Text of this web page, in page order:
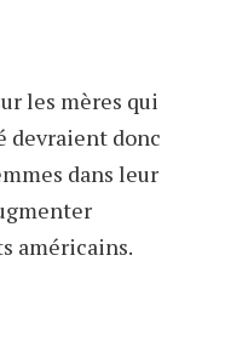
les mères qui
devraient donc
dans leur
américains.